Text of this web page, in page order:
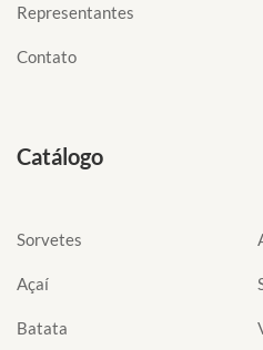
Representantes
Contato
Catálogo
Sorvetes
Açaí
Batata